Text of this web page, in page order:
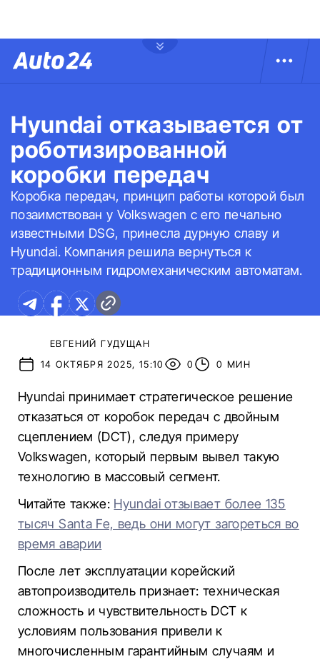
Hyundai отказывается от
роботизированной
коробки передач
Коробка передач, принцип работы которой был
позаимствован у Volkswagen с его печально
известными DSG, принесла дурную славу и
Hyundai. Компания решила вернуться к
традиционным гидромеханическим автоматам.
ЕВГЕНИЙ ГУДУЩАН
14 ОКТЯБРЯ 2025, 15:10
0 0 МИН
Hyundai принимает стратегическое решение
отказаться от коробок передач с двойным
сцеплением (DCT), следуя примеру
Volkswagen, который первым вывел такую
технологию в массовый сегмент.
Читайте также: Hyundai отзывает более 135
тысяч Santa Fe, ведь они могут загореться во
время аварии
После лет эксплуатации корейский
автопроизводитель признает: техническая
сложность и чувствительность DCT к
условиям пользования привели к
многочисленным гарантийным случаям и